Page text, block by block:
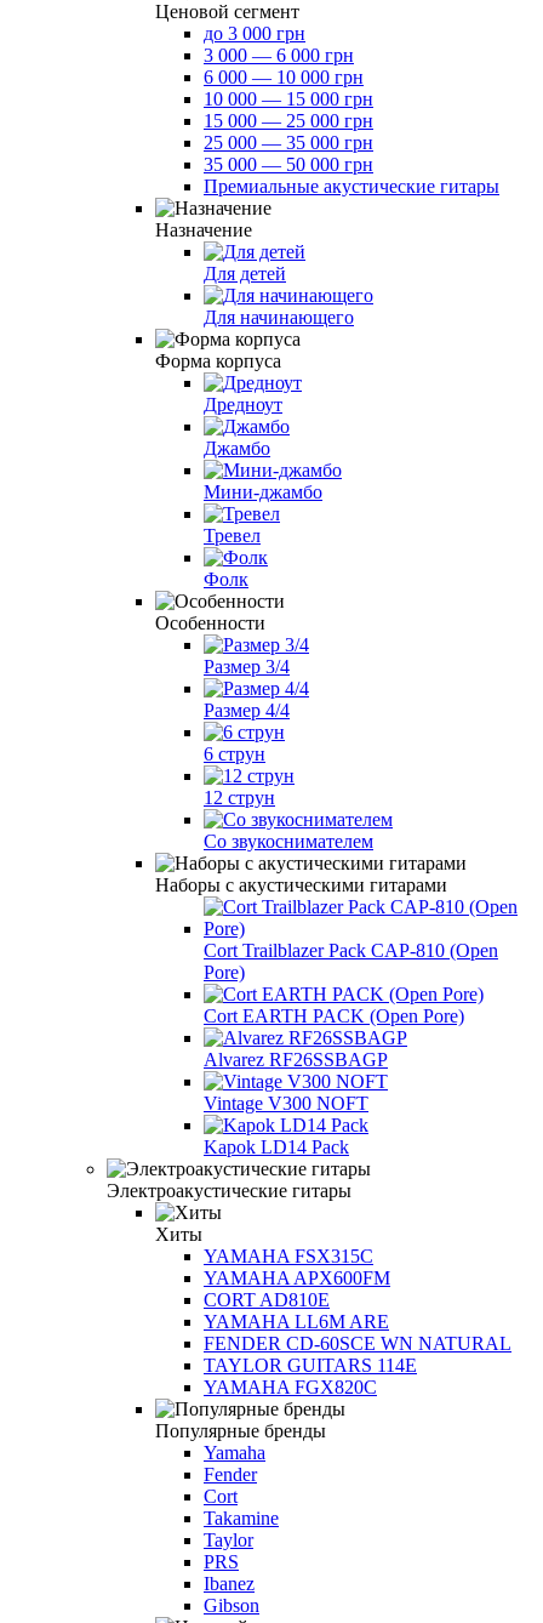
Ценовой сегмент
до 3 000 грн
3 000 — 6 000 грн
6 000 — 10 000 грн
10 000 — 15 000 грн
15 000 — 25 000 грн
25 000 — 35 000 грн
35 000 — 50 000 грн
Премиальные акустические гитары
Назначение
Для детей
Для начинающего
Форма корпуса
Дредноут
Джамбо
Мини-джамбо
Тревел
Фолк
Особенности
Размер 3/4
Размер 4/4
6 струн
12 струн
Со звукоснимателем
Наборы с акустическими гитарами
Cort Trailblazer Pack CAP-810 (Open
Pore)
Cort EARTH PACK (Open Pore)
Alvarez RF26SSBAGP
Vintage V300 NOFT
Kapok LD14 Pack
Электроакустические гитары
Хиты
YAMAHA FSX315C
YAMAHA APX600FM
CORT AD810E
YAMAHA LL6M ARE
FENDER CD-60SCE WN NATURAL
TAYLOR GUITARS 114E
YAMAHA FGX820C
Популярные бренды
Yamaha
Fender
Cort
Takamine
Taylor
PRS
Ibanez
Gibson